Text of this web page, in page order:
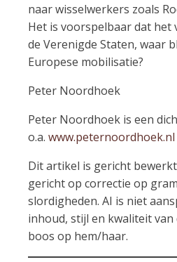
naar wisselwerkers zoals
Het is voorspelbaar dat het
de Verenigde Staten, waar
Europese mobilisatie?
Peter Noordhoek
Peter Noordhoek is een
o.a. www.peternoordhoek.nl
Dit artikel is gericht
gericht op correctie op
slordigheden. AI is niet
inhoud, stijl en kwaliteit
boos op hem/haar.